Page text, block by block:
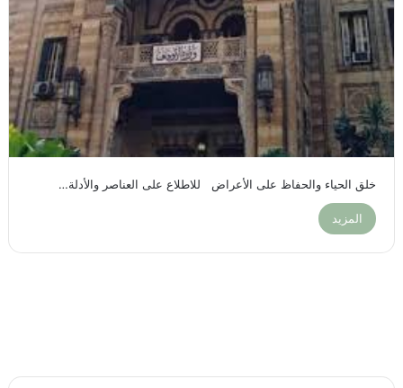
خلق الحياء والحفاظ على الأعراض للاطلاع على العناصر والأدلة…
المزيد